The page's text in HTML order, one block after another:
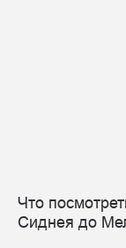
Что
Сиднея до